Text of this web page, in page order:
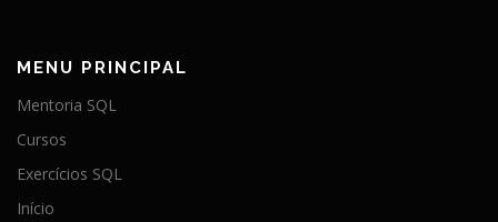
MENU PRINCIPAL
Mentoria SQL
Cursos
Exercícios SQL
Início